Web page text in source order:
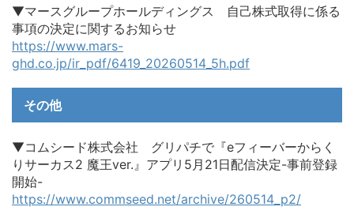
▼マースグループホールディングス 自己株式取得に係る
事項の決定に関するお知らせ
https://www.mars-
ghd.co.jp/ir_pdf/6419_20260514_5h.pdf
その他
▼コムシード株式会社 グリパチで『eフィーバーからく
りサーカス2 魔王ver.』アプリ5月21日配信決定-事前登録
開始-
https://www.commseed.net/archive/260514_p2/